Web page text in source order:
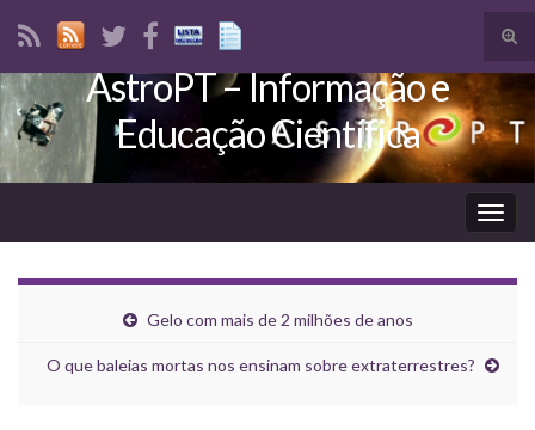
Search for:
AstroPT – Informação e
Educação Científica
Gelo com mais de 2 milhões de anos
O que baleias mortas nos ensinam sobre extraterrestres?